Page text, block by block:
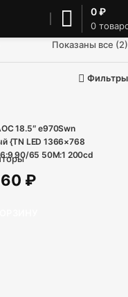
0
0₽
Показаны все (2)
Фильтры
18.5″ e970Swn
{TN LED 1366×768
90/65 50M:1 200cd
₽